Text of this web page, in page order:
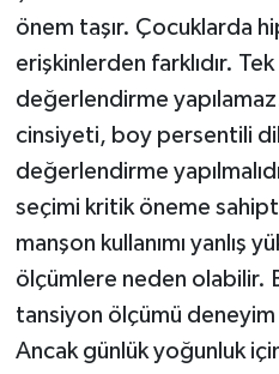
önem taşır. Çocuklarda
erişkinlerden farklıdır. Tek
değerlendirme
cinsiyeti, boy persentili
değerlendirme
seçimi kritik öneme
manşon kullanımı yanlış
ölçümlere neden olabilir.
tansiyon ölçümü
Ancak günlük yoğunluk